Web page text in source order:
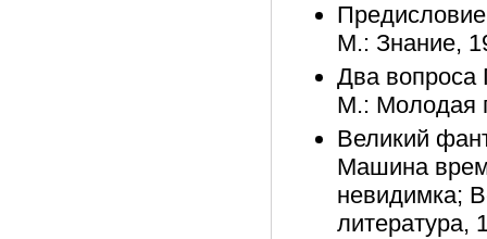
М.: Знание,
Два вопроса
М.: Молодая
Великий
Машина
невидимка;
литература,